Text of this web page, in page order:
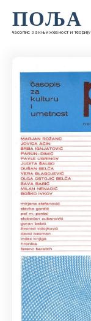
ПОЉА
часопис за књижевност и теорију